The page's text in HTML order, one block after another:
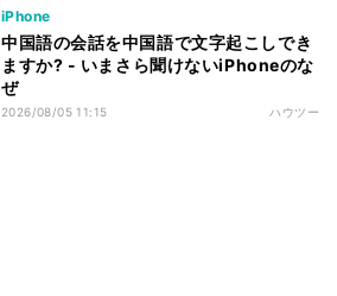
iPhone
中国語の会話を中国語で文字起こしでき
ますか? - いまさら聞けないiPhoneのな
ぜ
2026/08/05 11:15 ハウツー